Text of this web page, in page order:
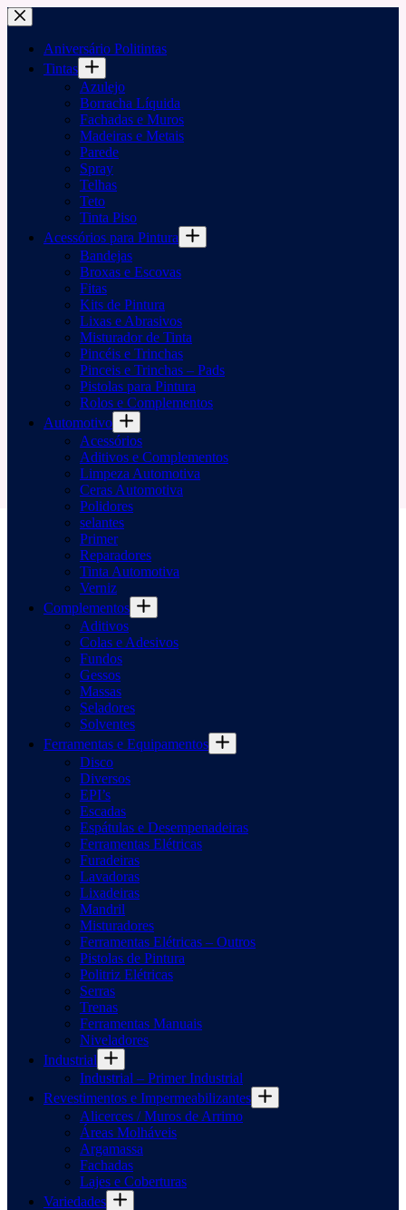
Pular
para
conteúdo
Aniversário Politintas
Tintas
Azulejo
Borracha Líquida
Fachadas e Muros
Madeiras e Metais
Parede
Spray
Telhas
Teto
Tinta Piso
Acessórios para Pintura
Bandejas
Broxas e Escovas
Fitas
Kits de Pintura
Lixas e Abrasivos
Misturador de Tinta
Pincéis e Trinchas
Pinceis e Trinchas – Pads
Pistolas para Pintura
Rolos e Complementos
Automotivo
Acessórios
Aditivos e Complementos
Limpeza Automotiva
Ceras Automotiva
Polidores
selantes
Primer
Reparadores
Tinta Automotiva
Verniz
Complementos
Aditivos
Colas e Adesivos
Fundos
Gessos
Massas
Seladores
Solventes
Ferramentas e Equipamentos
Disco
Diversos
EPI’s
Escadas
Espátulas e Desempenadeiras
Ferramentas Elétricas
Furadeiras
Lavadoras
Lixadeiras
Mandril
Misturadores
Ferramentas Elétricas – Outros
Pistolas de Pintura
Politriz Elétricas
Serras
Trenas
Ferramentas Manuais
Niveladores
Industrial
Industrial – Primer Industrial
Revestimentos e Impermeabilizantes
Alicerces / Muros de Arrimo
Áreas Molháveis
Argamassa
Fachadas
Lajes e Coberturas
Variedades